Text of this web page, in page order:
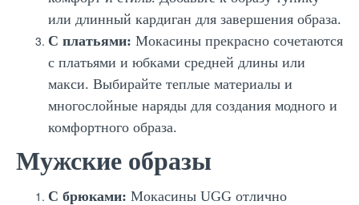
или длинный кардиган для завершения образа.
С платьями: Мокасины прекрасно сочетаются
с платьями и юбками средней длины или
макси. Выбирайте теплые материалы и
многослойные наряды для создания модного и
комфортного образа.
Мужские образы
С брюками: Мокасины UGG отлично